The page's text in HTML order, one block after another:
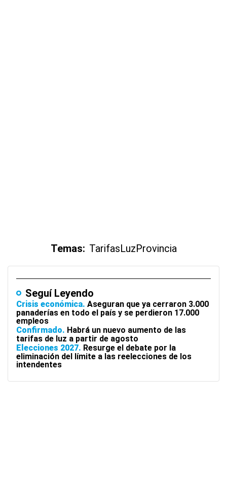
Temas: TarifasLuzProvincia
Seguí Leyendo
Crisis económica Aseguran que ya cerraron 3.000
panaderías en todo el país y se perdieron 17.000
empleos
Confirmado Habrá un nuevo aumento de las
tarifas de luz a partir de agosto
Elecciones 2027 Resurge el debate por la
eliminación del límite a las reelecciones de los
intendentes